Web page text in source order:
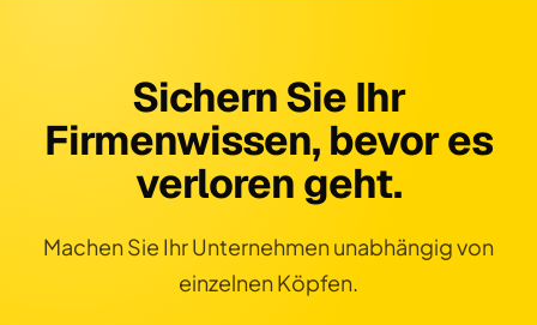
Sichern Sie Ihr
Firmenwissen, bevor es
verloren geht.
Machen Sie Ihr Unternehmen unabhängig von
einzelnen Köpfen.